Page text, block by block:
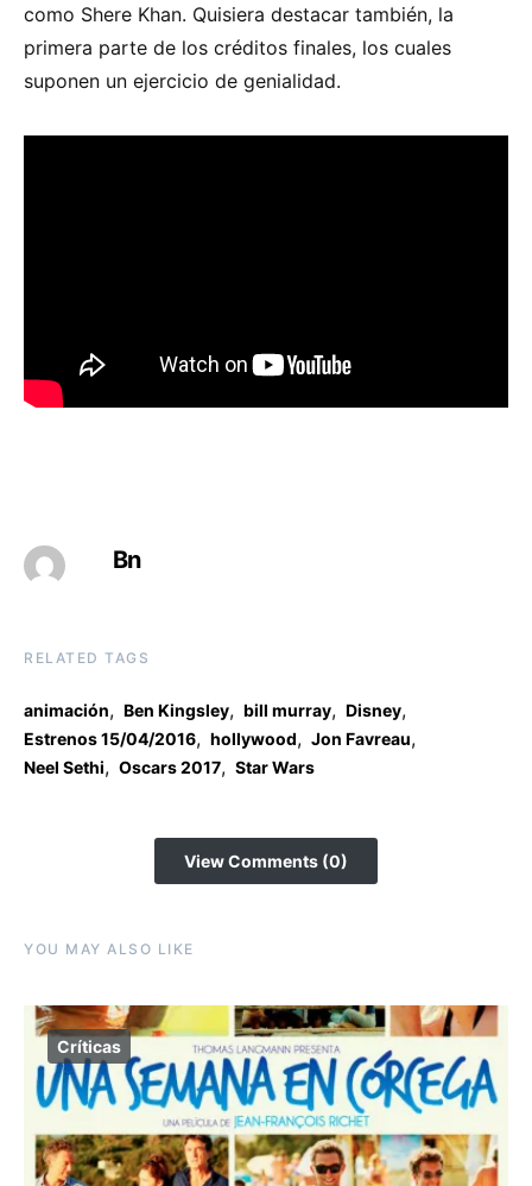
como Shere Khan. Quisiera destacar también, la
primera parte de los créditos finales, los cuales
suponen un ejercicio de genialidad.
Bn
RELATED TAGS
animación, Ben Kingsley, bill murray, Disney,
Estrenos 15/04/2016, hollywood, Jon Favreau,
Neel Sethi, Oscars 2017, Star Wars
View Comments (0)
YOU MAY ALSO LIKE
Críticas